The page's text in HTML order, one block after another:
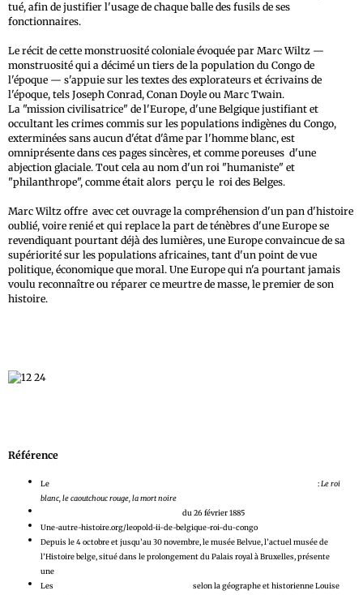
tué, afin de justifier l'usage de chaque balle des fusils de ses
fonctionnaires.
Le récit de cette monstruosité coloniale évoquée par Marc Wiltz —
monstruosité qui a décimé un tiers de la population du Congo de
l'époque — s'appuie sur les textes des explorateurs et écrivains de
l'époque, tels Joseph Conrad, Conan Doyle ou Marc Twain.
La "mission civilisatrice" de l'Europe, d'une Belgique justifiant et
occultant les crimes commis sur les populations indigènes du Congo,
exterminées sans aucun d'état d'âme par l'homme blanc, est
omniprésente dans ces pages sincères, et comme poreuses d'une
abjection glaciale. Tout cela au nom d'un roi "humaniste" et
"philanthrope", comme était alors perçu le roi des Belges.
Marc Wiltz offre avec cet ouvrage la compréhension d'un pan d'histoire
oublié, voire renié et qui replace la part de ténèbres d'une Europe se
revendiquant pourtant déjà des lumières, une Europe convaincue de sa
supériorité sur les populations africaines, tant d'un point de vue
politique, économique que moral. Une Europe qui n'a pourtant jamais
voulu reconnaître ou réparer ce meurtre de masse, le premier de son
histoire.
Référence
Le :Le roi
blanc, le caoutchouc rouge, la mort noire
du 26 février 1885
Une-autre-histoire.org/leopold-ii-de-belgique-roi-du-congo
Depuis le 4 octobre et jusqu’au 30 novembre, le musée Belvue, l’actuel musée de
l’Histoire belge, situé dans le prolongement du Palais royal à Bruxelles, présente
une
Les
selon la géographe et historienne Louise